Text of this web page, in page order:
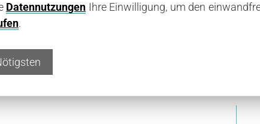
Die Nähwirk-Packdecke für
Datennutzungen Ihre Einwilligung, um den
.